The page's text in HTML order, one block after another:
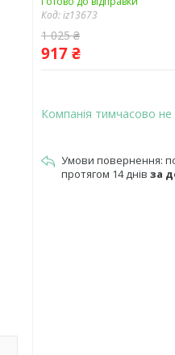
Код:iz13673
1 025 ₴
917 ₴
Компанія тимчасово
протягом 14 днів за